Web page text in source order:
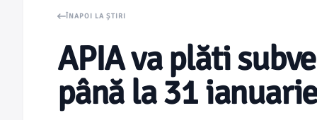
ÎNAPOI LA ȘTIRI
APIA va plăti
până la 31